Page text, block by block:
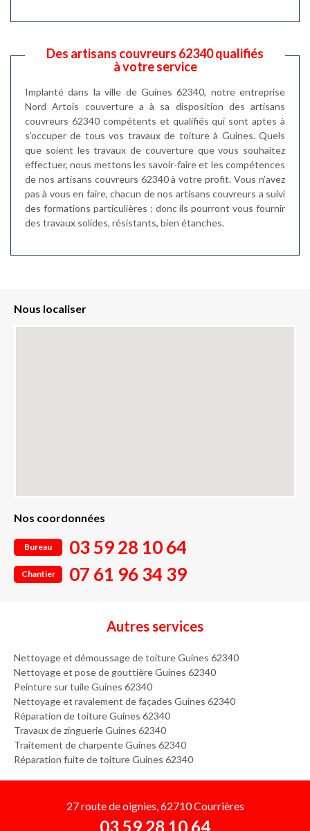
Des artisans couvreurs 62340 qualifiés
à votre service
Implanté dans la ville de Guines 62340, notre entreprise
Nord Artois couverture a à sa disposition des artisans
couvreurs 62340 compétents et qualifiés qui sont aptes à
s’occuper de tous vos travaux de toiture à Guines. Quels
que soient les travaux de couverture que vous souhaitez
effectuer, nous mettons les savoir-faire et les compétences
de nos artisans couvreurs 62340 à votre profit. Vous n’avez
pas à vous en faire, chacun de nos artisans couvreurs a suivi
des formations particulières ; donc ils pourront vous fournir
des travaux solides, résistants, bien étanches.
Nous localiser
Nos coordonnées
Bureau 03 59 28 10 64
Chantier 07 61 96 34 39
Autres services
Nettoyage et démoussage de toiture Guines 62340
Nettoyage et pose de gouttière Guines 62340
Peinture sur tuile Guines 62340
Nettoyage et ravalement de façades Guines 62340
Réparation de toiture Guines 62340
Travaux de zinguerie Guines 62340
Traitement de charpente Guines 62340
Réparation fuite de toiture Guines 62340
27 route de oignies, 62710 Courrières
03 59 28 10 64